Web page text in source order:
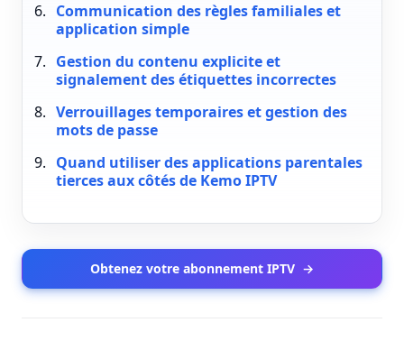
Communication des règles familiales et
application simple
Gestion du contenu explicite et
signalement des étiquettes incorrectes
Verrouillages temporaires et gestion des
mots de passe
Quand utiliser des applications parentales
tierces aux côtés de Kemo IPTV
Obtenez votre abonnement IPTV →